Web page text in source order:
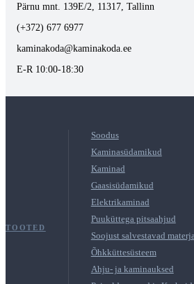
Pärnu mnt. 139E/2, 11317, Tallinn
(+372) 677 6977
kaminakoda@kaminakoda.ee
E-R 10:00-18:30
TOOTED
Soodus
Kaminasüdamikud
Kaminad
Gaasisüdamikud
Elektrikaminad
Puuküttega pitsaahjud
Soojust salvestavad
Õhkküttesüsteem
Ahju- ja kaminauksed